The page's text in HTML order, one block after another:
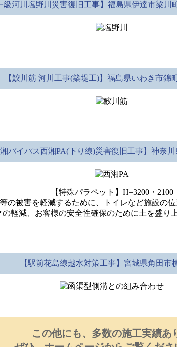
級河川塩野川災害復旧工事】福島県伊達市梁川
【鮫川筋 河川工事(築堤工)】福島県いわき市錦
湘バイパス西湘PA(下り線)災害復旧工事】神奈
【特殊パラペット】H=3200・2100
の被害を軽減するために、トイレなど施設の位
軽減、お客様の安全性確保のために土を盛り
【駅前花島線越水対策工事】宮城県角田市
この他にも、多数の施工実績あ